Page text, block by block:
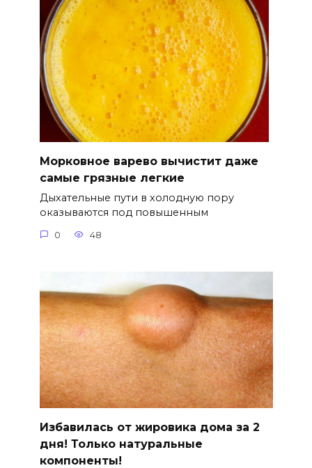
Морковное варево вычистит даже
самые грязные легкие
Дыхательные пути в холодную пору
оказываются под повышенным
0 48
Избавилась от жировика дома за 2
дня! Только натуральные
компоненты!